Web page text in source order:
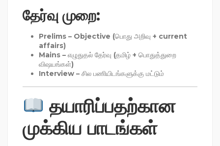
தேர்வு முறை:
Prelims– Objective (பொது அறிவு + current
affairs)
Mains– எழுதுதல் தேர்வு (தமிழ் + பொதுத்துறை
விஷயங்கள்)
Interview– சில பணியிடங்களுக்கு மட்டும்
தயாரிப்பதற்கான
முக்கிய பாடங்கள்